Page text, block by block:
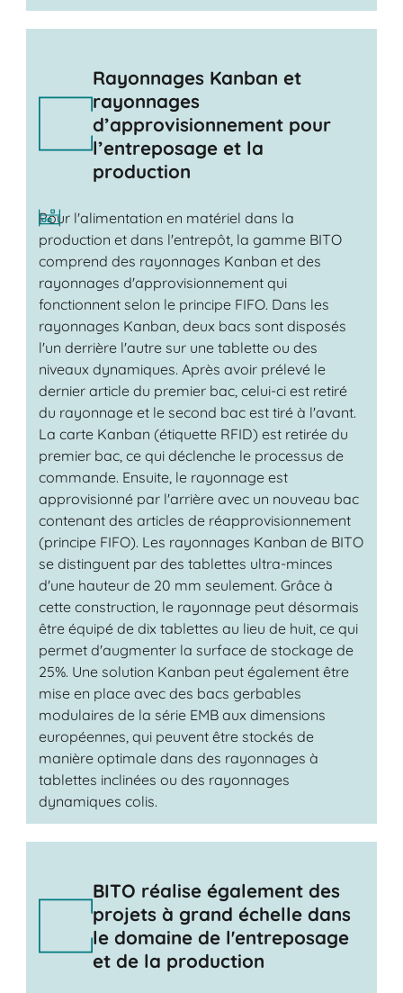
Rayonnages Kanban et
rayonnages
d’approvisionnement pour
l’entreposage et la
production
Pour l'alimentation en matériel dans la
production et dans l'entrepôt, la gamme BITO
comprend des rayonnages Kanban et des
rayonnages d'approvisionnement qui
fonctionnent selon le principe FIFO. Dans les
rayonnages Kanban, deux bacs sont disposés
l'un derrière l'autre sur une tablette ou des
niveaux dynamiques. Après avoir prélevé le
dernier article du premier bac, celui-ci est retiré
du rayonnage et le second bac est tiré à l'avant.
La carte Kanban (étiquette RFID) est retirée du
premier bac, ce qui déclenche le processus de
commande. Ensuite, le rayonnage est
approvisionné par l'arrière avec un nouveau bac
contenant des articles de réapprovisionnement
(principe FIFO). Les rayonnages Kanban de BITO
se distinguent par des tablettes ultra-minces
d'une hauteur de 20 mm seulement. Grâce à
cette construction, le rayonnage peut désormais
être équipé de dix tablettes au lieu de huit, ce qui
permet d'augmenter la surface de stockage de
25%. Une solution Kanban peut également être
mise en place avec des bacs gerbables
modulaires de la série EMB aux dimensions
européennes, qui peuvent être stockés de
manière optimale dans des rayonnages à
tablettes inclinées ou des rayonnages
dynamiques colis.
BITO réalise également des
projets à grand échelle dans
le domaine de l'entreposage
et de la production